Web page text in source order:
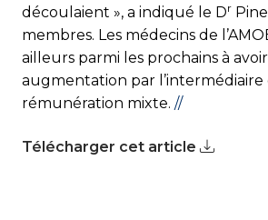
découlaient », a indiqué le Dr
membres. Les médecins de
ailleurs parmi les prochains à
augmentation par l’intermédiaire
rémunération mixte. //
Télécharger cet article